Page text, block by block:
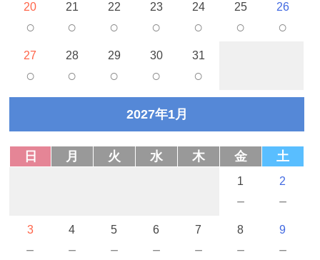
20
○
21
○
22
○
23
○
24
○
25
○
26
○
27
○
28
○
29
○
30
○
31
○
2027年1月
日 月 火 水 木 金 土
1
－
2
－
3
－
4
－
5
－
6
－
7
－
8
－
9
－